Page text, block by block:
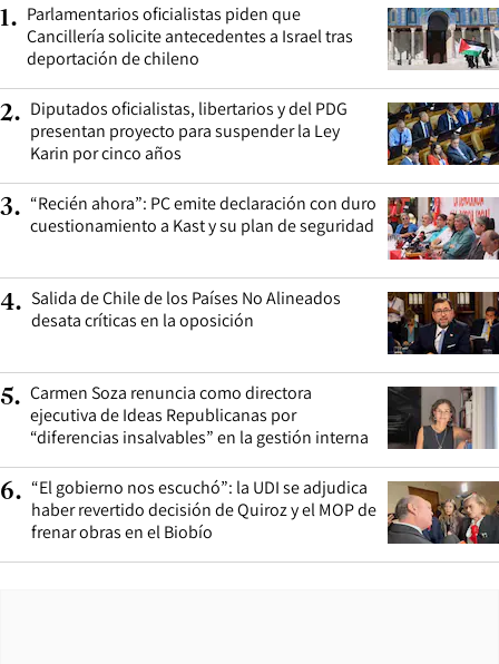
1. Parlamentarios oficialistas piden que
Cancillería solicite antecedentes a Israel tras
deportación de chileno
2. Diputados oficialistas, libertarios y del PDG
presentan proyecto para suspender la Ley
Karin por cinco años
3. “Recién ahora”: PC emite declaración con duro
cuestionamiento a Kast y su plan de seguridad
4. Salida de Chile de los Países No Alineados
desata críticas en la oposición
5. Carmen Soza renuncia como directora
ejecutiva de Ideas Republicanas por
“diferencias insalvables” en la gestión interna
6. “El gobierno nos escuchó”: la UDI se adjudica
haber revertido decisión de Quiroz y el MOP de
frenar obras en el Biobío